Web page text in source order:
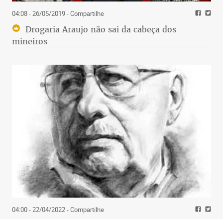
04:08 - 26/05/2019- Compartilhe
Drogaria Araujo não sai da cabeça dos
mineiros
04:00 - 22/04/2022- Compartilhe